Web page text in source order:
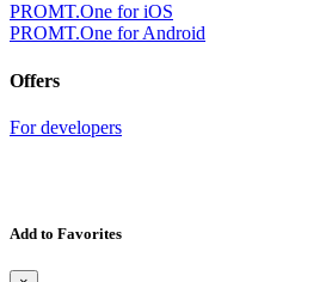
PROMT.One for iOS
PROMT.One for Android
Offers
For developers
Add to Favorites